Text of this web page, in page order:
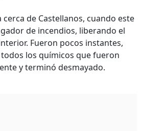
de Castellanos, cuando este
de incendios, liberando el
Fueron pocos instantes,
los químicos que fueron
y terminó desmayado.